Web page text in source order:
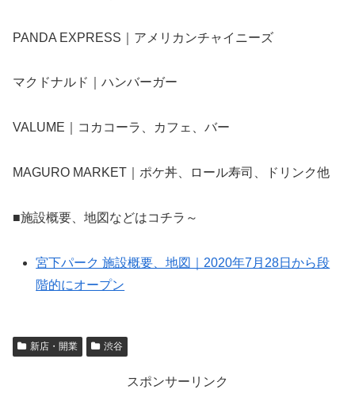
PANDA EXPRESS｜アメリカンチャイニーズ
マクドナルド｜ハンバーガー
VALUME｜コカコーラ、カフェ、バー
MAGURO MARKET｜ポケ丼、ロール寿司、ドリンク他
■施設概要、地図などはコチラ～
宮下パーク 施設概要、地図｜2020年7月28日から段
階的にオープン
新店・開業 渋谷
スポンサーリンク